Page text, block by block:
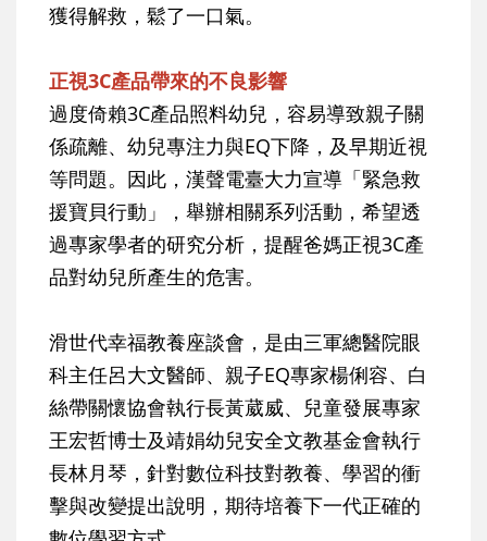
獲得解救，鬆了一口氣。
正視3C產品帶來的不良影響
過度倚賴3C產品照料幼兒，容易導致親子關
係疏離、幼兒專注力與EQ下降，及早期近視
等問題。因此，漢聲電臺大力宣導「緊急救
援寶貝行動」，舉辦相關系列活動，希望透
過專家學者的研究分析，提醒爸媽正視3C產
品對幼兒所產生的危害。
滑世代幸福教養座談會，是由三軍總醫院眼
科主任呂大文醫師、親子EQ專家楊俐容、白
絲帶關懷協會執行長黃葳威、兒童發展專家
王宏哲博士及靖娟幼兒安全文教基金會執行
長林月琴，針對數位科技對教養、學習的衝
擊與改變提出說明，期待培養下一代正確的